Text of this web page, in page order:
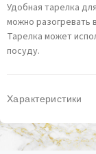
Удобная тарелка
можно разогревать
Тарелка может
посуду.
Характеристики